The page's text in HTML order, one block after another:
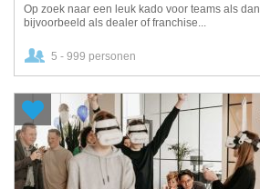
Op zoek naar een leuk kado voor teams als
bijvoorbeeld als dealer of franchise...
5 - 999 personen